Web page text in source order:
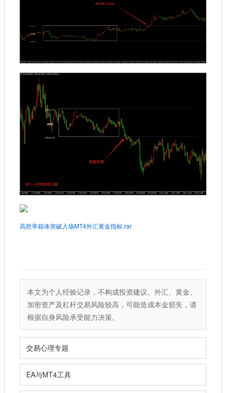
高胜率箱体突破入场MT4外汇黄金指标.rar
本文为个人经验记录，不构成投资建议。外汇、黄金、
加密资产及杠杆交易风险较高，可能造成本金损失，请
根据自身风险承受能力决策。
交易心理专题
EA与MT4工具